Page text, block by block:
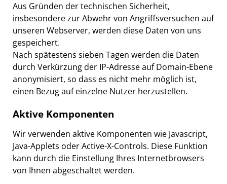
Aus Gründen der technischen Sicherheit,
insbesondere zur Abwehr von Angriffsversuchen auf
unseren Webserver, werden diese Daten von uns
gespeichert.
Nach spätestens sieben Tagen werden die Daten
durch Verkürzung der IP-Adresse auf Domain-Ebene
anonymisiert, so dass es nicht mehr möglich ist,
einen Bezug auf einzelne Nutzer herzustellen.
Aktive Komponenten
Wir verwenden aktive Komponenten wie Javascript,
Java-Applets oder Active-X-Controls. Diese Funktion
kann durch die Einstellung Ihres Internetbrowsers
von Ihnen abgeschaltet werden.